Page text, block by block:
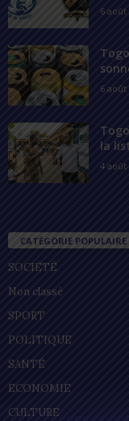
6 août
6 août
la
4 août
CATÉGORIE POPULAIRE
SOCIÉTÉ
Non classé
SPORT
POLITIQUE
SANTÉ
ECONOMIE
CULTURE